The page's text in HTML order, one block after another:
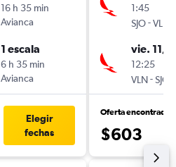
16 h 35 min
Avianca
1 escala
6 h 35 min
Avianca
Elegir
fechas
1:45
SJO-VLN
vie. 11/
12:25
VLN-SJO
Oferta encontrada
$603